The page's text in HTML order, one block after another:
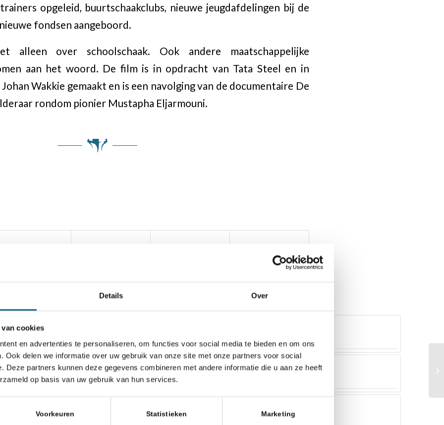
Details Over
van cookies
en advertenties te personaliseren, om functies voor social media te bieden en om ons
Ook delen we informatie over uw gebruik van onze site met onze partners voor social
Deze partners kunnen deze gegevens combineren met andere informatie die u aan ze heeft
op basis van uw gebruik van hun services.
Voorkeuren Statistieken Marketing
opgeleid, buurtschaakclubs, nieuwe jeugdafdelingen bij de
fondsen aangeboord.
alleen over schoolschaak. Ook andere maatschappelijke
aan het woord. De film is in opdracht van Tata Steel en in
Wakkie gemaakt en is een navolging van de documentaire De
rondom pionier Mustapha Eljarmouni.
goed bezocht
lift
Tournament 2019